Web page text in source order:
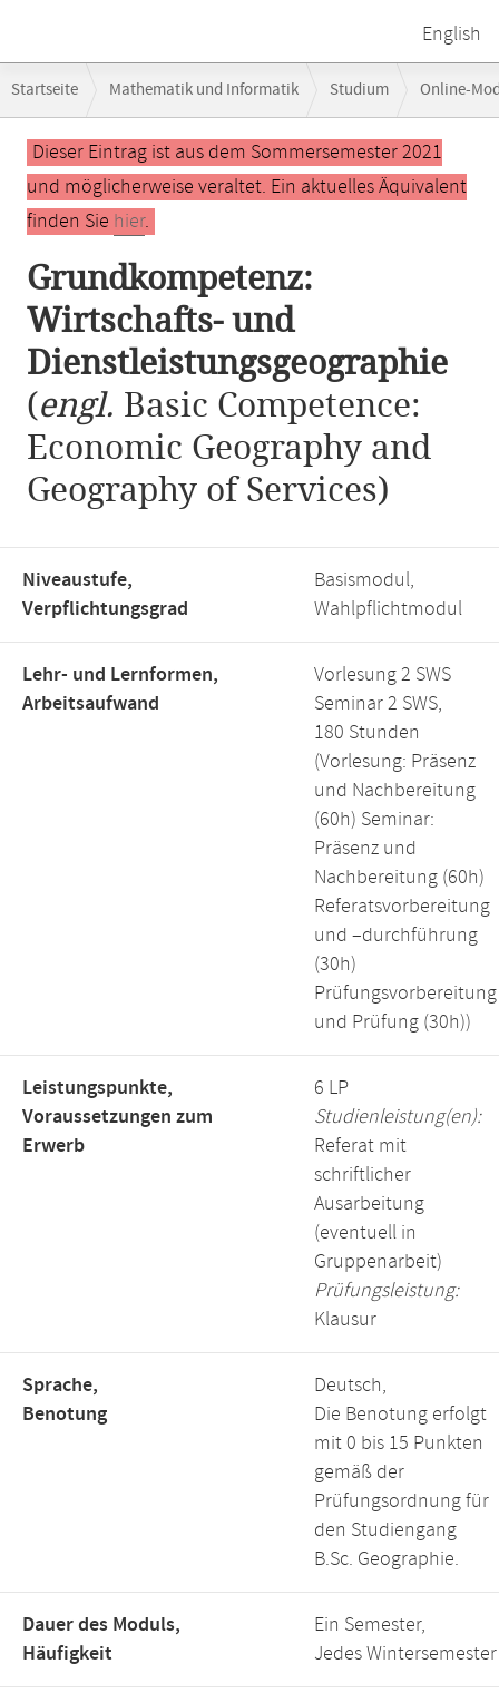
English
Navigation
Startseite Mathematik und Informatik Studium Online-
Grundkompetenz: Wirtschafts- und Dienstleistungsgeographie
Hauptinhalt
Dieser Eintrag ist aus dem Sommersemester 2021
und möglicherweise veraltet. Ein aktuelles Äquivalent
finden Sie hier.
Grundkompetenz:
Wirtschafts- und
Dienstleistungsgeographie
(engl. Basic Competence:
Economic Geography and
Geography of Services)
Niveaustufe,
Verpflichtungsgrad
Basismodul,
Wahlpflichtmodul
Lehr- und Lernformen,
Arbeitsaufwand
Vorlesung 2 SWS
Seminar 2 SWS,
180 Stunden
(Vorlesung: Präsenz
und Nachbereitung
(60h) Seminar:
Präsenz und
Nachbereitung (60h)
Referatsvorbereitung
und –durchführung
(30h)
Prüfungsvorbereitung
und Prüfung (30h))
Leistungspunkte,
Voraussetzungen zum
Erwerb
6 LP
Studienleistung(en):
Referat mit
schriftlicher
Ausarbeitung
(eventuell in
Gruppenarbeit)
Prüfungsleistung:
Klausur
Sprache,
Benotung
Deutsch,
Die Benotung erfolgt
mit 0 bis 15 Punkten
gemäß der
Prüfungsordnung für
den Studiengang
B.Sc. Geographie.
Dauer des Moduls,
Häufigkeit
Ein Semester,
Jedes Wintersemester